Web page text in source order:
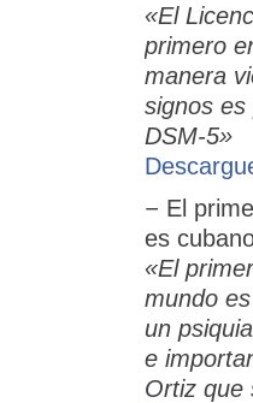
«El
primero
manera
signos es
DSM-5»
− El
es
«El
mundo
un
e
Ortiz que